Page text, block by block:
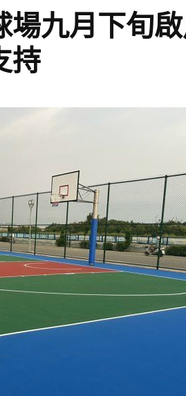
生
活
場九月下旬
持